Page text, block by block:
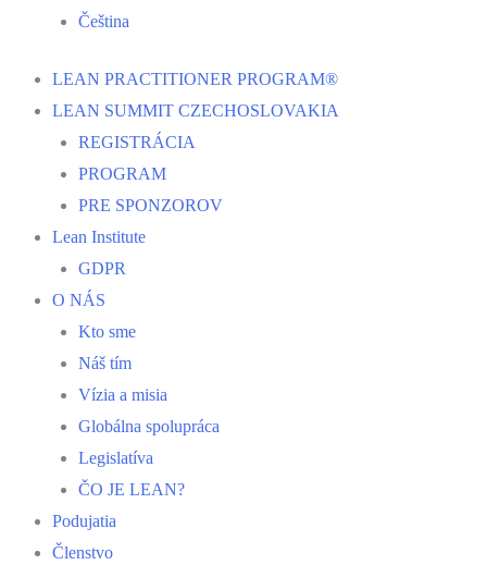
Čeština
LEAN PRACTITIONER PROGRAM®
LEAN SUMMIT CZECHOSLOVAKIA
REGISTRÁCIA
PROGRAM
PRE SPONZOROV
Lean Institute
GDPR
O NÁS
Kto sme
Náš tím
Vízia a misia
Globálna spolupráca
Legislatíva
ČO JE LEAN?
Podujatia
Členstvo